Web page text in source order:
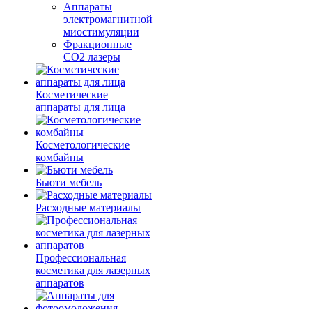
Аппараты
электромагнитной
миостимуляции
Фракционные
CO2 лазеры
Косметические
аппараты для лица
Косметологические
комбайны
Бьюти мебель
Расходные материалы
Профессиональная
косметика для лазерных
аппаратов